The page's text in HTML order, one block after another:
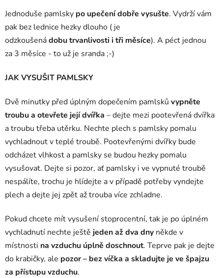
Jednoduše pamlsky po upečení dobře vysušte. Vydrží vám
pak bez lednice hezky dlouho ( je
odzkoušenádobutrvanlivosti i tři měsíce). A péct jednou
za 3 měsíce - to už je sranda ;-)
JAK VYSUŠIT PAMLSKY
Dvě minutky před úplným dopečením pamlsků vypněte
troubu a otevřete její dvířka – dejte mezi pootevřená dvířka
a troubu třeba utěrku. Nechte plech s pamlsky pomalu
vychladnout v teplé troubě. Pootevřenými dvířky bude
odcházet vlhkost a pamlsky se budou hezky pomalu
vysušovat. Dejte si pozor, ať pamlsky i ve vypnuté troubě
nespálíte, trochu je hlídejte a v případě potřeby vyndejte
plech a dejte jej zpět až trouba více zchladne.
Pokud chcete mít vysušení stoprocentní, tak je po úplném
vychladnutí nechte ještě jeden až dva dny někde v
místnosti na vzduchu úplně doschnout. Teprve pak je dejte
do krabičky, ale pozor – bez víčka a skladujte je ve špajzu
za přístupu vzduchu.